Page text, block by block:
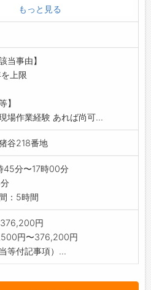
(地域のインフラ確保)
て相談可です
し
もっと見る
当事由】
上限
】
場作業経験 あれば尚可...
谷218番地
45分〜17時00分
：5時間
円
円〜376,200円
等付記事項）...